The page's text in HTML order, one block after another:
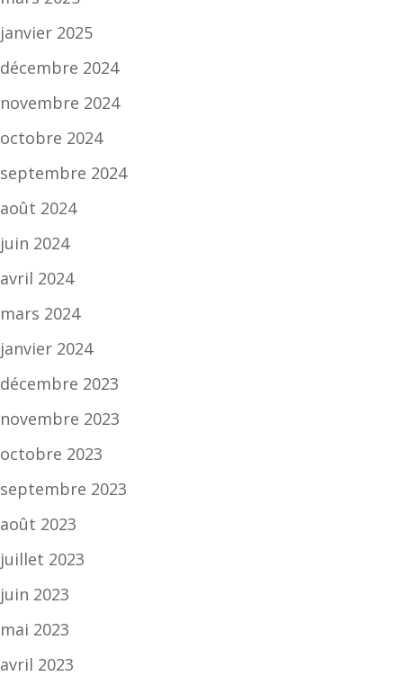
janvier 2025
décembre 2024
novembre 2024
octobre 2024
septembre 2024
août 2024
juin 2024
avril 2024
mars 2024
janvier 2024
décembre 2023
novembre 2023
octobre 2023
septembre 2023
août 2023
juillet 2023
juin 2023
mai 2023
avril 2023